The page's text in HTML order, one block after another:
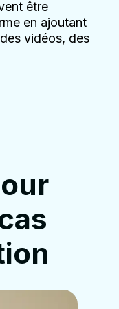
être
en ajoutant
vidéos, des